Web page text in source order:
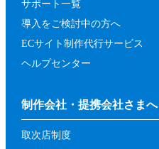
サポート一覧
導入をご検討中の方へ
ECサイト制作代行サービス
ヘルプセンター
制作会社・提携会社さまへ
取次店制度